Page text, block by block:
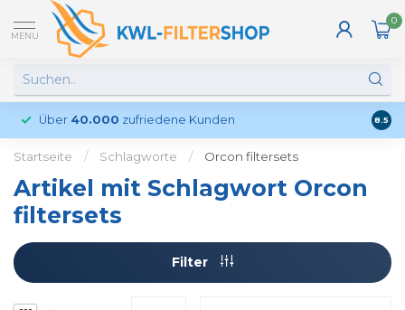
MENU
0
Über 40.000 zufriedene Kunden 8.5
Startseite / Schlagworte / Orcon filtersets
Artikel mit Schlagwort Orcon
filtersets
Filter